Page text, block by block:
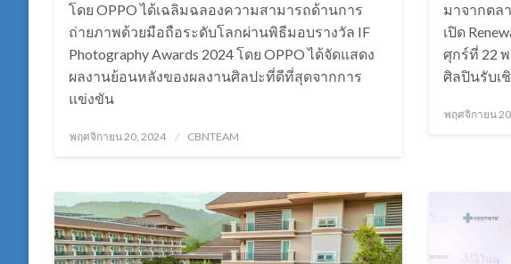
โดย OPPO ได้เฉลิมฉลองความสามารถด้านการ
ถ่ายภาพด้วยมือถือระดับโลกผ่านพิธีมอบรางวัล IF
Photography Awards 2024 โดย OPPO ได้จัดแสดง
ผลงานย้อนหลังของผลงานศิลปะที่ดีที่สุดจากการ
แข่งขัน
Posted
พฤศจิกายน 20, 2024 CBNTEAM
มาจากตล
เปิด
ศุกร์ที่ 22
ศิลปินรับเ
Posted
พฤศจิกายน